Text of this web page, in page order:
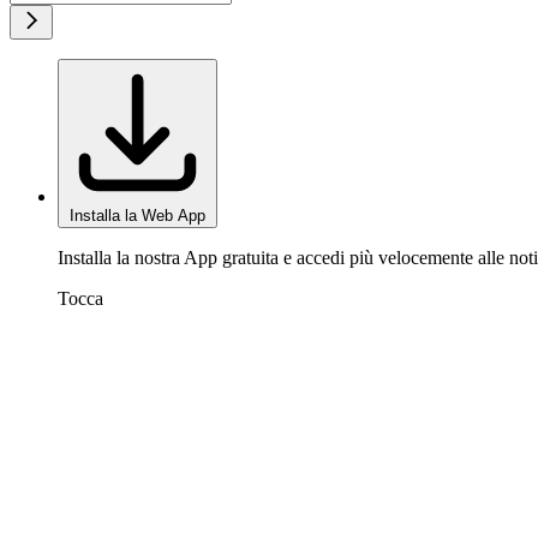
Installa la Web App
Installa la nostra App gratuita e accedi più velocemente alle
Tocca